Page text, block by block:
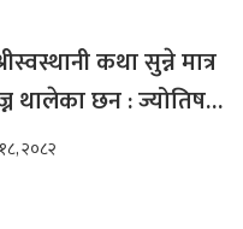
कथा सुन्ने मात्र
थालेका छन : ज्योतिष
२०८२